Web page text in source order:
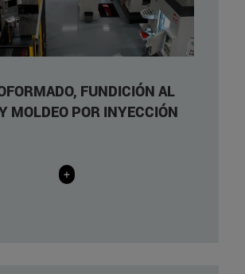
FUNDICIÓN AL
MOLDEO POR INYECCIÓN
+